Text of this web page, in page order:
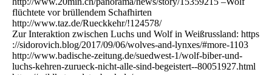
flüchtete vor brüllendem Schafhirten
http://www.taz.de/Rueckkehr/!124578/
Zur Interaktion zwischen Luchs und Wolf in Weißrussland: https
://sidorovich.blog/2017/09/06/wolves-and-lynxes/#more-1103
http://www.badische-zeitung.de/suedwest-1/wolf-biber-und-
luchs-kehren-zurueck-nicht-alle-sind-begeistert--80051927.html